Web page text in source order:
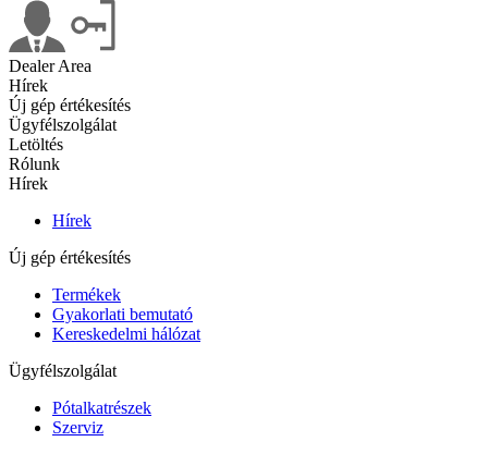
Dealer Area
Hírek
Új gép értékesítés
Ügyfélszolgálat
Letöltés
Rólunk
Hírek
Hírek
Új gép értékesítés
Termékek
Gyakorlati bemutató
Kereskedelmi hálózat
Ügyfélszolgálat
Pótalkatrészek
Szerviz